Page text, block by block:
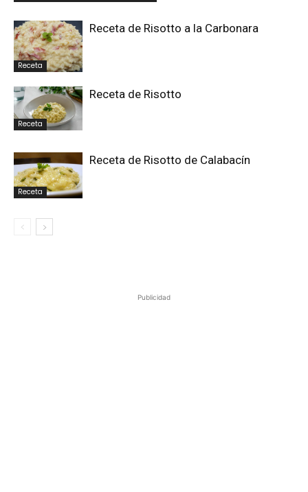
Receta
Receta de Risotto a la Carbonara
Receta
Receta de Risotto
Receta
Receta de Risotto de Calabacín
Publicidad